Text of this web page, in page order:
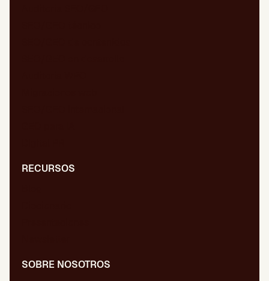
RECURSOS
SOBRE NOSOTROS